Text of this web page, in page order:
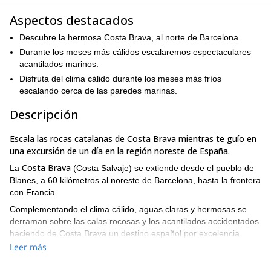
Aspectos destacados
Descubre la hermosa Costa Brava, al norte de Barcelona.
Durante los meses más cálidos escalaremos espectaculares
acantilados marinos.
Disfruta del clima cálido durante los meses más fríos
escalando cerca de las paredes marinas.
Descripción
Escala las rocas catalanas de Costa Brava mientras te guío en
una excursión de un día en la región noreste de España.
La Costa Brava (Costa Salvaje) se extiende desde el pueblo de
Blanes, a 60 kilómetros al noreste de Barcelona, hasta la frontera
con Francia.
Complementando el clima cálido, aguas claras y hermosas se
derraman sobre las calas rocosas y los acantilados accidentados
haciendo de Costa Brava un destino español por excelencia.
Durante el día escalaremos
Leer más